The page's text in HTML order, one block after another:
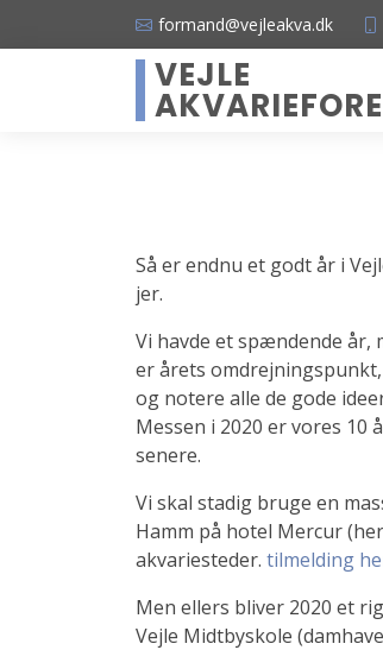
formand@vejleakva.dk
VEJLE
Så er endnu et godt år i
jer.
Vi havde et spændende år,
er årets
og notere alle de gode
Messen i 2020 er vores
senere.
Vi skal stadig bruge en
Hamm på hotel Mercur
akvariesteder. tilmelding
Men ellers bliver 2020 et
Vejle Midtbyskole